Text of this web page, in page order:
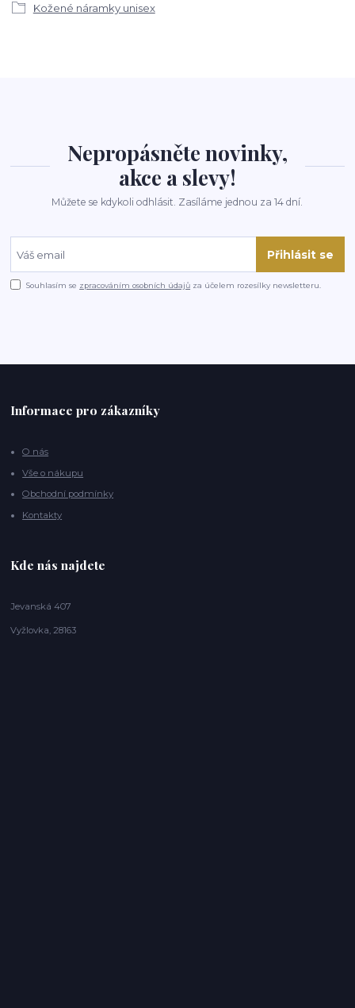
Kožené náramky unisex
Nepropásněte novinky,
akce a slevy!
Můžete se kdykoli odhlásit. Zasíláme jednou za 14 dní.
Přihlásit se
Souhlasím se zpracováním osobních údajů za účelem rozesílky newsletteru.
Informace pro zákazníky
O nás
Vše o nákupu
Obchodní podmínky
Kontakty
Kde nás najdete
Jevanská 407
Vyžlovka, 28163